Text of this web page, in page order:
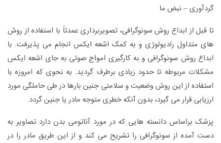
گردآوری – نبض ما
تا قبل از ابداع روش سونوگرافی، تصویربرداری عمدتاً با استفاده از روش
های متداول رادیولوژی و به کمک اشعه ایکس انجام می پذیرفت. با
ابداع روش سونوگرافی و به کارگیری امواج صوتی به جای اشعه ایکس
مشکلات مربوطه تا حدود زیادی برطرف گردید. به نحوی که امروزه با
استفاده از این روش وضعیت و سلامتی جنین بارها در طی حاملگی مورد
ارزیابی قرار می گیرد، بدون آنکه خطری متوجه مادر یا جنین گردد.
پزشک براساس دانسته هایی که در مورد آناتومی بدن دارد تصاویر به
دست آمده از سونوگرافی را تشریح می کند و از این طریق مادر را در